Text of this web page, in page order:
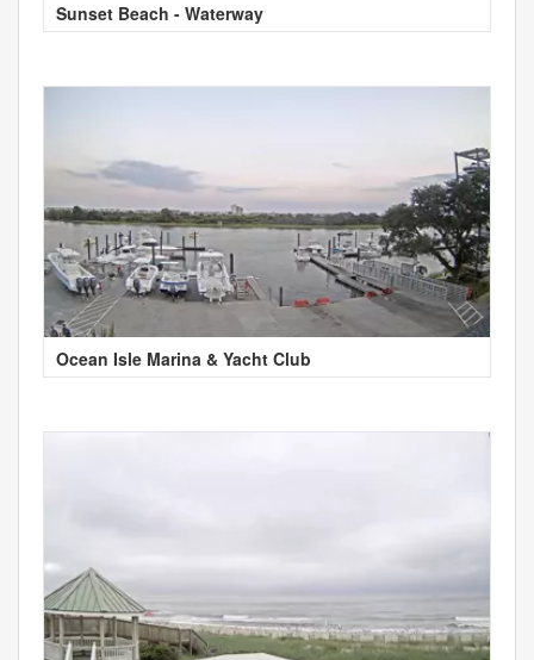
Sunset Beach - Waterway
Ocean Isle Marina & Yacht Club